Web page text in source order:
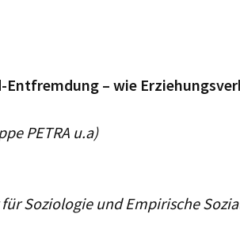
– wie
PETRA u.a)
Soziologie und Empirische